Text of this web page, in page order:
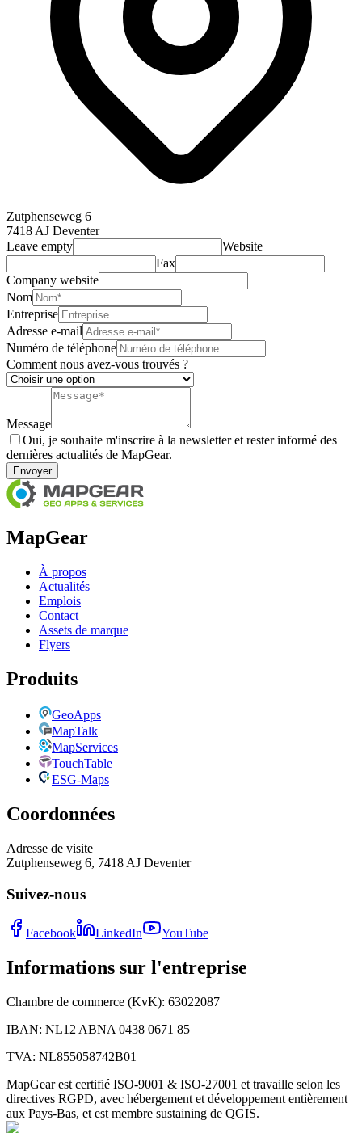
Zutphenseweg 6
7418 AJ Deventer
Leave empty
Website
Fax
Company website
Nom
Entreprise
Adresse e-mail
Numéro de téléphone
Comment nous avez-vous trouvés ?
Message
Oui, je souhaite m'inscrire à la newsletter et rester informé des
dernières actualités de MapGear.
Envoyer
MapGear
À propos
Actualités
Emplois
Contact
Assets de marque
Flyers
Produits
GeoApps
MapTalk
MapServices
TouchTable
ESG-Maps
Coordonnées
Adresse de visite
Zutphenseweg 6, 7418 AJ Deventer
Suivez-nous
Facebook LinkedIn YouTube
Informations sur l'entreprise
Chambre de commerce (KvK): 63022087
IBAN: NL12 ABNA 0438 0671 85
TVA: NL855058742B01
MapGear est certifié ISO-9001 & ISO-27001 et travaille selon les
directives RGPD, avec hébergement et développement entièrement
aux Pays-Bas, et est membre sustaining de QGIS.